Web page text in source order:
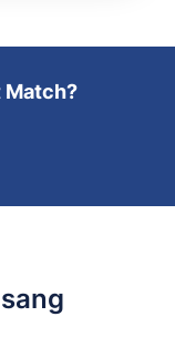
Match?